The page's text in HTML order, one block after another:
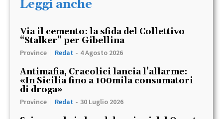
Leggi anche
Via il cemento: la sfida del Collettivo
“Stalker” per Gibellina
Province Redat - 4 Agosto 2026
Antimafia, Cracolici lancia l’allarme:
«In Sicilia fino a 100mila consumatori
di droga»
Province Redat - 30 Luglio 2026